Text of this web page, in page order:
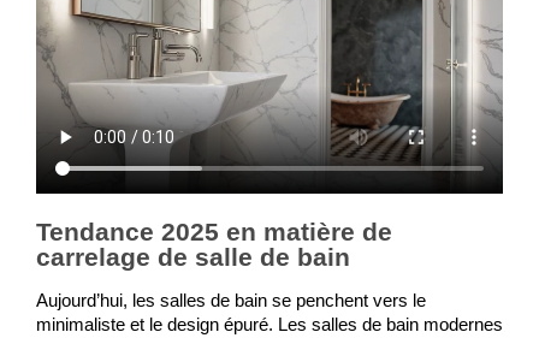
Tendance 2025 en matière de
carrelage de salle de bain
Aujourd’hui, les salles de bain se penchent vers le
minimaliste et le design épuré. Les salles de bain modernes